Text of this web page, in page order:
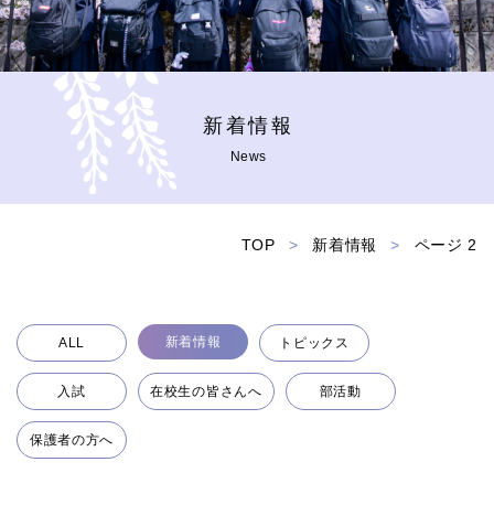
新着情報
News
TOP > 新着情報 > ページ 2
ALL 新着情報 トピックス
入試 在校生の皆さんへ 部活動
保護者の方へ